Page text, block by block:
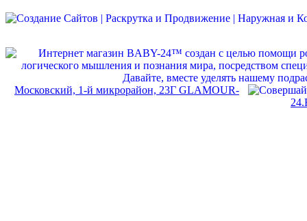
Московский, 1-й микрорайон, 23Г GLAMOUR-